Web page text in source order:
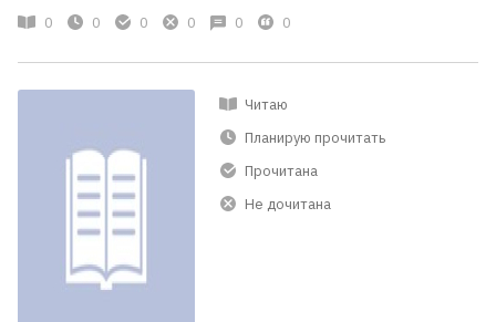
0 0 0 0 0 0
Читаю
Планирую прочитать
Прочитана
Не дочитана